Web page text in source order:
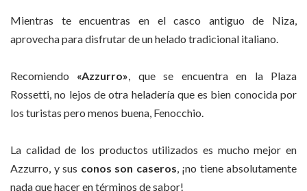
Mientras te encuentras en el casco antiguo de Niza,
aprovecha para disfrutar de un helado tradicional italiano.
Recomiendo «Azzurro», que se encuentra en la Plaza
Rossetti, no lejos de otra heladería que es bien conocida por
los turistas pero menos buena, Fenocchio.
La calidad de los productos utilizados es mucho mejor en
Azzurro, y sus conos son caseros, ¡no tiene absolutamente
nada que hacer en términos de sabor!